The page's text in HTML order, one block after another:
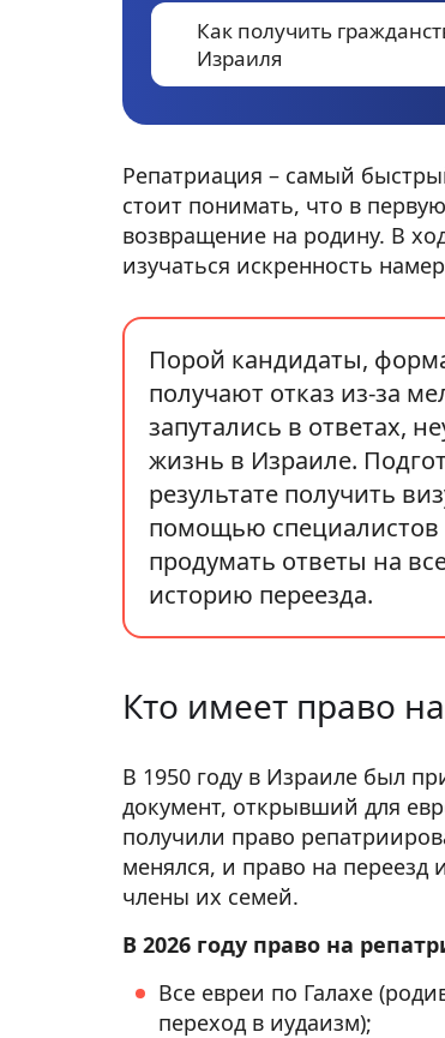
Как получить
Израиля
Репатриация – самый
стоит понимать, что в
возвращение на родину. В
изучаться искренность
Порой кандидаты,
получают отказ из‑за
запутались в ответах,
жизнь в Израиле.
результате получить
помощью
продумать ответы на
историю переезда.
Кто имеет право
В 1950 году в Израиле был
документ, открывший для
получили право
менялся, и право на
члены их семей.
В 2026 году право на
Все евреи по Галахе
переход в иудаизм);